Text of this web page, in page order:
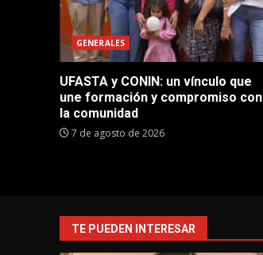
GENERALES
UFASTA y CONIN: un vínculo que
une formación y compromiso con
la comunidad
7 de agosto de 2026
TE PUEDEN INTERESAR